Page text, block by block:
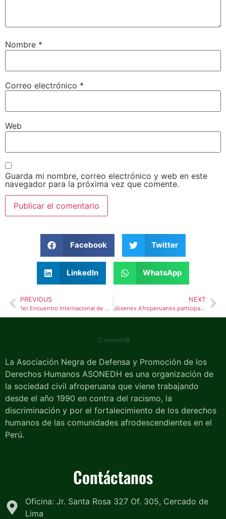
Nombre *
Correo electrónico *
Web
Guarda mi nombre, correo electrónico y web en este
navegador para la próxima vez que comente.
Facebook Twitter
LinkedIn WhatsApp
PREVIOUS
1er Encuentro Internacional de Facilitadores Juveniles en Borgo – San Lorenzo – Italia
NEXT
Jóvenes Afroperuanos participan en Intercambio Internacional en Uruguay
La Asociación Negra de Defensa y Promoción de los
Derechos Humanos ASONEDH es una organización de
la sociedad civil afroperuana que viene trabajando
desde el año 1990 en contra del racismo, la
discriminación y por el fortalecimiento de los derechos
humanos de las comunidades afrodescendientes en el
Perú.
Contáctanos
Oficina: Jr. Santa Rosa 327 Of. 305, Cercado de
Lima